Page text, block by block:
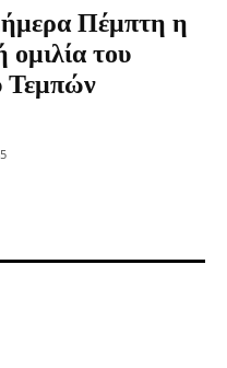
Πέμπτη η
ομιλία του
Τεμπών